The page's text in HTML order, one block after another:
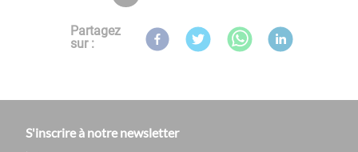
Partagez
sur :
S'inscrire à notre newsletter